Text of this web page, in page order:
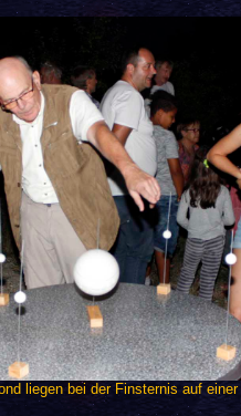
liegen bei der Finsternis auf einer